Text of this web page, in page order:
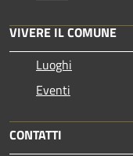
VIVERE IL COMUNE
Luoghi
Eventi
CONTATTI